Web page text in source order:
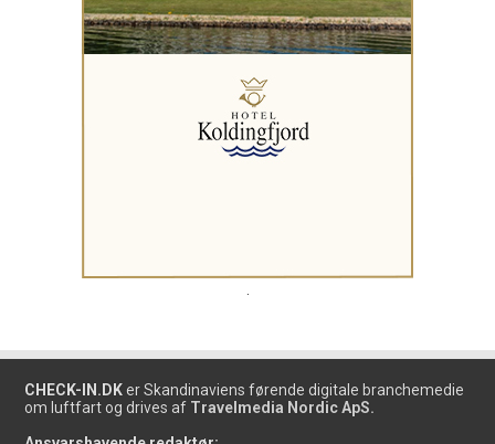
CHECK-IN.DK er Skandinaviens førende digitale branchemedie
om luftfart og drives af Travelmedia Nordic ApS.